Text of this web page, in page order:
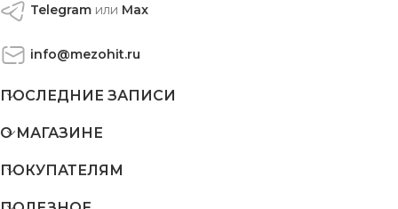
Telegram или Max
info@mezohit.ru
ПОСЛЕДНИЕ ЗАПИСИ
О МАГАЗИНЕ
ПОКУПАТЕЛЯМ